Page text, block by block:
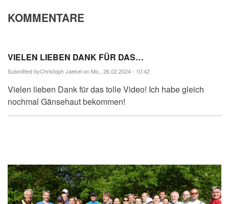
KOMMENTARE
VIELEN LIEBEN DANK FÜR DAS…
Submitted byChristoph Jaekelon Mo., 26.02.2024 - 10:42
Vielen lieben Dank für das tolle Video! Ich habe gleich
nochmal Gänsehaut bekommen!